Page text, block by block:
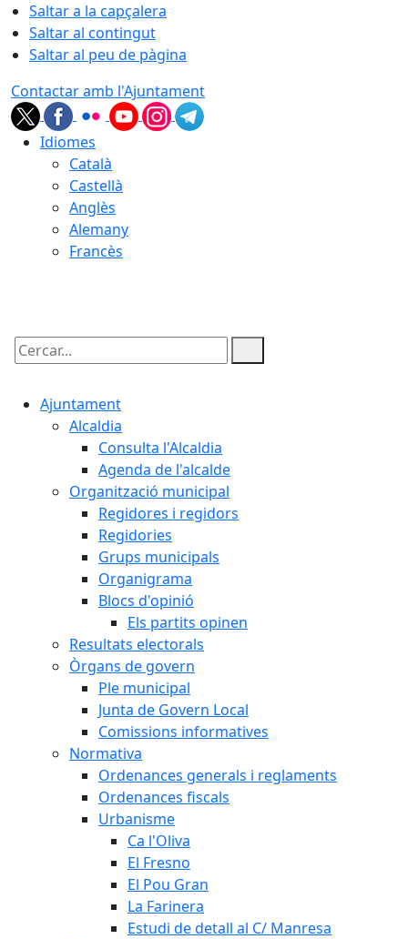
Saltar a la capçalera
Saltar al contingut
Saltar al peu de pàgina
Contactar amb l'Ajuntament
Idiomes
Català
Castellà
Anglès
Alemany
Francès
Cercar:
Ajuntament
Alcaldia
Consulta l'Alcaldia
Agenda de l'alcalde
Organització municipal
Regidores i regidors
Regidories
Grups municipals
Organigrama
Blocs d'opinió
Els partits opinen
Resultats electorals
Òrgans de govern
Ple municipal
Junta de Govern Local
Comissions informatives
Normativa
Ordenances generals i reglaments
Ordenances fiscals
Urbanisme
Ca l'Oliva
El Fresno
El Pou Gran
La Farinera
Estudi de detall al C/ Manresa